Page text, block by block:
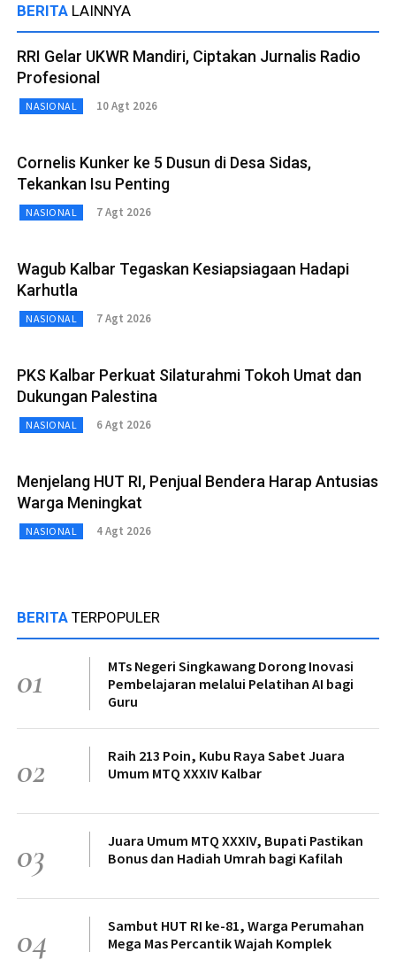
BERITA LAINNYA
RRI Gelar UKWR Mandiri, Ciptakan Jurnalis Radio
Profesional
NASIONAL 10 Agt 2026
Cornelis Kunker ke 5 Dusun di Desa Sidas,
Tekankan Isu Penting
NASIONAL 7 Agt 2026
Wagub Kalbar Tegaskan Kesiapsiagaan Hadapi
Karhutla
NASIONAL 7 Agt 2026
PKS Kalbar Perkuat Silaturahmi Tokoh Umat dan
Dukungan Palestina
NASIONAL 6 Agt 2026
Menjelang HUT RI, Penjual Bendera Harap Antusias
Warga Meningkat
NASIONAL 4 Agt 2026
BERITA TERPOPULER
01
MTs Negeri Singkawang Dorong Inovasi
Pembelajaran melalui Pelatihan AI bagi
Guru
02
Raih 213 Poin, Kubu Raya Sabet Juara
Umum MTQ XXXIV Kalbar
03
Juara Umum MTQ XXXIV, Bupati Pastikan
Bonus dan Hadiah Umrah bagi Kafilah
04
Sambut HUT RI ke-81, Warga Perumahan
Mega Mas Percantik Wajah Komplek